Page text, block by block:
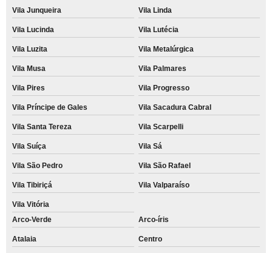
Vila Junqueira Vila Linda
Vila Lucinda Vila Lutécia
Vila Luzita Vila Metalúrgica
Vila Musa Vila Palmares
Vila Pires Vila Progresso
Vila Príncipe de Gales Vila Sacadura Cabral
Vila Santa Tereza Vila Scarpelli
Vila Suíça Vila Sá
Vila São Pedro Vila São Rafael
Vila Tibiriçá Vila Valparaíso
Vila Vitória
Arco-Verde
Arco-íris
Atalaia Centro